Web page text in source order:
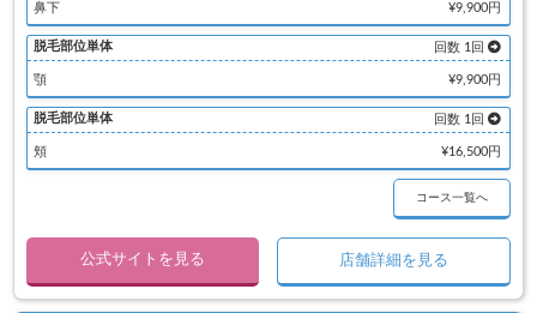
鼻下 ¥9,900円
脱毛部位単体 回数 1回
顎 ¥9,900円
脱毛部位単体 回数 1回
頬 ¥16,500円
コース一覧へ
公式サイトを見る 店舗詳細を見る